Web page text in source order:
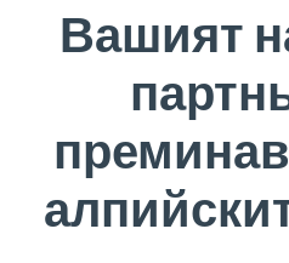
Вашият